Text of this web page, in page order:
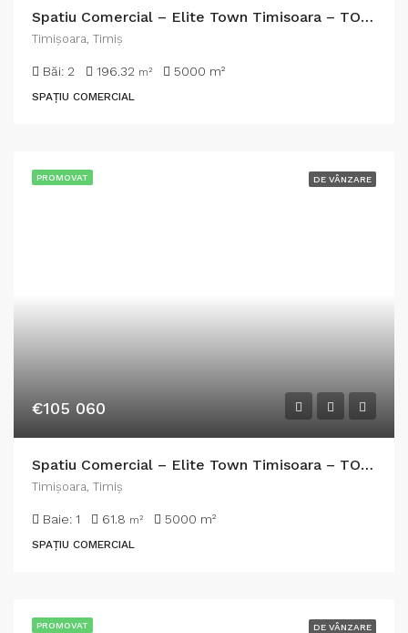
Spatiu Comercial – Elite Town Timisoara – TORONTALULUI – METRO 2
Timişoara, Timiș
Băi: 2 196.32 m² 5000 m²
SPAȚIU COMERCIAL
PROMOVAT DE VÂNZARE
€105 060
Spatiu Comercial – Elite Town Timisoara – TORONTALULUI – METRO 2
Timişoara, Timiș
Baie: 1 61.8 m² 5000 m²
SPAȚIU COMERCIAL
PROMOVAT DE VÂNZARE